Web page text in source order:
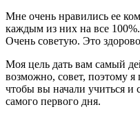
Мне очень нравились ее
каждым из них на все
Очень советую. Это
Моя цель дать вам самый
возможно, совет, поэтому
чтобы вы начали учиться и
самого первого дня.